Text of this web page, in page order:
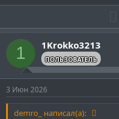
1 1Krokko3213
ПОЛЬЗОВАТЕЛЬ
3 Июн 2026
demro_ написал(а):